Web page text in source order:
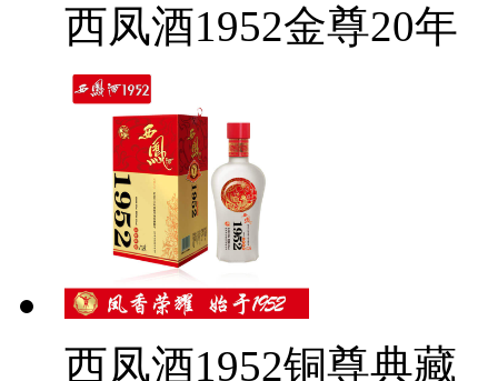
西凤酒1952金尊20年
西凤酒1952铜尊典藏